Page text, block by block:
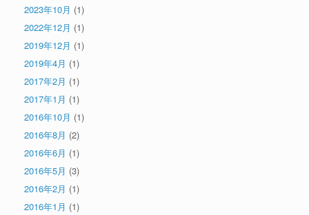
2023年10月 (1)
2022年12月 (1)
2019年12月 (1)
2019年4月 (1)
2017年2月 (1)
2017年1月 (1)
2016年10月 (1)
2016年8月 (2)
2016年6月 (1)
2016年5月 (3)
2016年2月 (1)
2016年1月 (1)